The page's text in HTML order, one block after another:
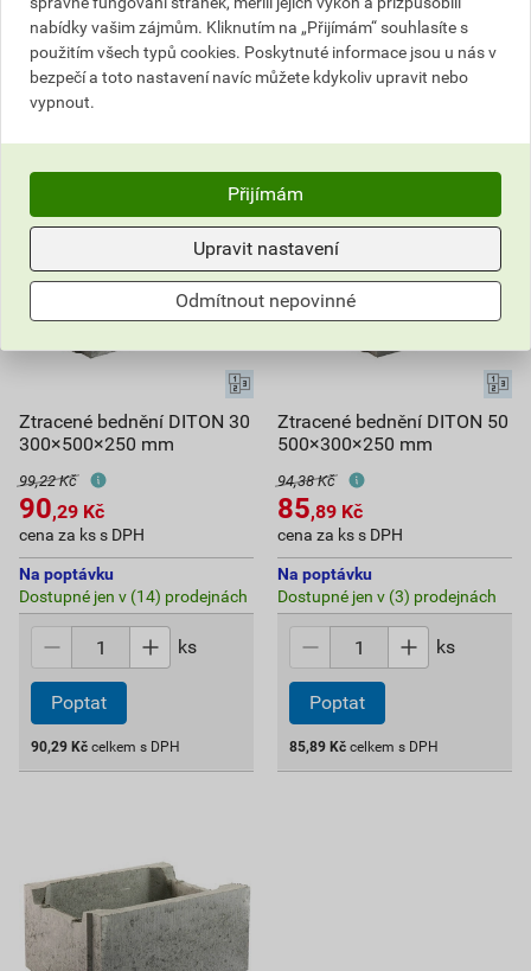
Poptat
77,08
Poptat
Kč celkem s DPH
Ztracené bednění DITON 30
300×500×250 mm
99,22 Kč
90,29 Kč
cena za ks s DPH
Na poptávku
Dostupné jen v (14) prodejnách
ks
Poptat
90,29 Kč celkem s DPH
Ztracené bednění DITON 50
500×300×250 mm
94,38 Kč
85,89 Kč
cena za ks s DPH
Na poptávku
Dostupné jen v (3) prodejnách
ks
Poptat
85,89 Kč celkem s DPH
nabídky vašim zájmům. Kliknutím na „Přijímám“ souhlasíte s
použitím všech typů cookies. Poskytnuté informace jsou u nás v
bezpečí a toto nastavení navíc můžete kdykoliv upravit nebo
vypnout.
Přijímám
Upravit nastavení
Odmítnout nepovinné